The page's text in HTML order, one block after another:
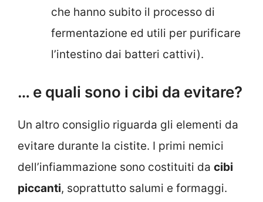
che hanno subito il processo di
fermentazione ed utili per purificare
l’intestino dai batteri cattivi).
… e quali sono i cibi da evitare?
Un altro consiglio riguarda gli elementi da
evitare durante la cistite. I primi nemici
dell’infiammazione sono costituiti da cibi
piccanti, soprattutto salumi e formaggi.